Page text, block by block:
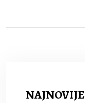
NAJNOVIJE